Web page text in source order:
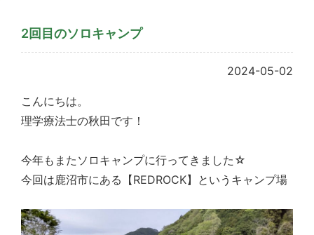
2回目のソロキャンプ
2024-05-02
こんにちは。
理学療法士の秋田です！
今年もまたソロキャンプに行ってきました☆
今回は鹿沼市にある【REDROCK】というキャンプ場